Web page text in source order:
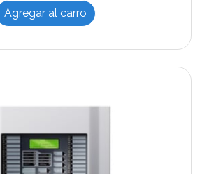
Agregar al carro